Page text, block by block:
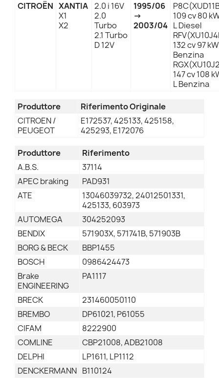
CITROËN XANTIA
X1
X2
2.0 i 16V
2.0
Turbo
2.1 Turbo
D 12V
1995/06
→
2003/04
109 cv 80
L Diesel
132 cv 97
Benzina
147 cv 108
L Benzina
Produttore
Riferimento Originale
CITROEN /
PEUGEOT
E172537, 425133, 425158,
425293, E172076
Produttore
Riferimento
A.B.S.
37114
APEC braking
PAD931
ATE
13046039732, 24012501331,
425133, 603973
AUTOMEGA
304252093
BENDIX
571903X, 571741B, 571903B
BORG & BECK
BBP1455
BOSCH
0986424473
Brake
ENGINEERING
PA1117
BRECK
231460050110
BREMBO
DP61021, P61055
CIFAM
8222900
COMLINE
CBP21008, ADB21008
DELPHI
LP1611, LP1112
DENCKERMANN B110124